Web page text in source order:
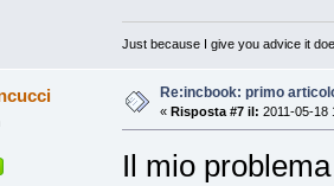
Just because I give you advice it
Re:incbook: primo
« Risposta #7 il: 2011-05-18
Il mio